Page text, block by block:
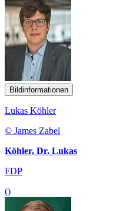
Bildinformationen
Lukas Köhler
© James Zabel
Köhler, Dr. Lukas
FDP
()